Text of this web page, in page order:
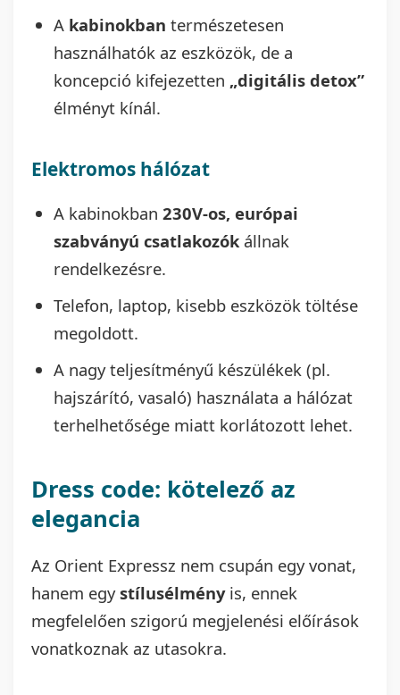
A kabinokban természetesen
használhatók az eszközök, de a
koncepció kifejezetten „digitális detox”
élményt kínál.
Elektromos hálózat
A kabinokban 230V-os, európai
szabványú csatlakozók állnak
rendelkezésre.
Telefon, laptop, kisebb eszközök töltése
megoldott.
A nagy teljesítményű készülékek (pl.
hajszárító, vasaló) használata a hálózat
terhelhetősége miatt korlátozott lehet.
Dress code: kötelező az
elegancia
Az Orient Expressz nem csupán egy vonat,
hanem egystílusélményis, ennek
megfelelően szigorú megjelenési előírások
vonatkoznak az utasokra.